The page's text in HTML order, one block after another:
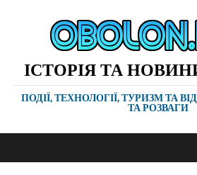
ІСТОРІЯ ТА
ПОДІЇ, ТЕХНОЛОГІЇ, ТУРИЗМ ТА
ТА РОЗВАГИ